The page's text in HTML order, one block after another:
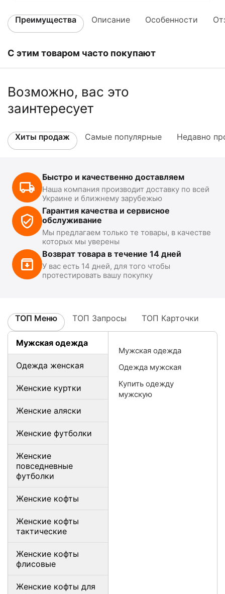
Преимущества Описание Особенности
С этим товаром часто покупают
Возможно, вас это
заинтересует
Хиты продаж Самые популярные Недавно
Быстро и качественно доставляем
Наша компания производит доставку по всей
Украине и ближнему зарубежью
Гарантия качества и сервисное
обслуживание
Мы предлагаем только те товары, в качестве
которых мы уверены
Возврат товара в течение 14 дней
У вас есть 14 дней, для того чтобы
протестировать вашу покупку
ТОП Меню ТОП Запросы ТОП Карточки
Мужская одежда
Одежда женская
Женские куртки
Женские аляски
Женские футболки
Женские
повседневные
футболки
Женские кофты
Женские кофты
тактические
Женские кофты
флисовые
Женские кофты для
Мужская одежда
Одежда мужская
Купить одежду
мужскую